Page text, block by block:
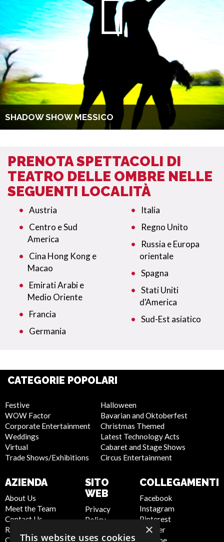
SHADOW SHOW MESSICO
PRENOTA SPETTACOLI DI
TEATRO DELLE OMBRE NELLE
SEGUENTI LOCALITÀ
Austria
Centro e Sud
America
Cina Hong Kong e
Macao
Emirati Arabi e
Medio Oriente
Francia
Germania
Italia
Regno Unito
Russia e Europa
orientale
Spagna
Stati Uniti
d'America
Sud-Est asiatico
CATEGORIE POPOLARI
Festive
WOW Factor
Corporate Entertainment
Weddings
Virtual
Trade Shows/Exhibitions
Halloween
Bavarian and Oktoberfest
Christmas Themed
Latest Technology Acts
Cabaret and Stage Shows
Circus Entertainment
AZIENDA
About Us
Meet the Team
Contact Us
Report Abuse
Compliance
SITO
WEB
Privacy
Policy
COLLEGAMENTI
Facebook
Instagram
Pinterest
Twitter
Youtube
×
This website uses cookies